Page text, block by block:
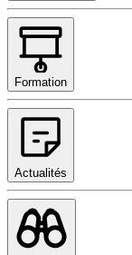
Formation
Actualités